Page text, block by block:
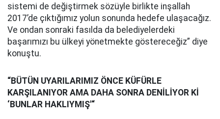
sistemi de değiştirmek sözüyle birlikte inşallah
2017’de çıktığımız yolun sonunda hedefe ulaşacağız.
Ve ondan sonraki fasılda da belediyelerdeki
başarımızı bu ülkeyi yönetmekte göstereceğiz” diye
konuştu.
“BÜTÜN UYARILARIMIZ ÖNCE KÜFÜRLE
KARŞILANIYOR AMA DAHA SONRA DENİLİYOR Kİ
‘BUNLAR HAKLIYMIŞ'“